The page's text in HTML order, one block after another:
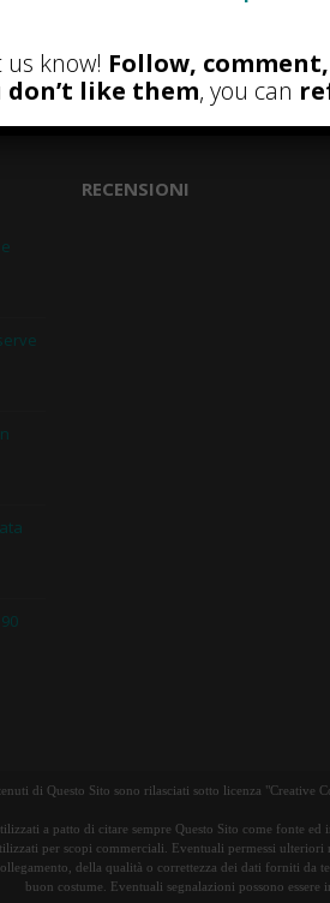
RECENSIONI
di Questo Sito sono rilasciati sotto licenza
a patto di citare sempre Questo Sito come fonte
per scopi commerciali. Eventuali permessi
della qualità o correttezza dei dati forniti
buon costume. Eventuali segnalazioni possono essere
know! Follow,
don’t like them, you can